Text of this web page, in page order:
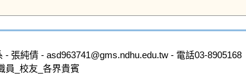
- 張純倩 - asd963741@gms.ndhu.edu.tw - 電話03-8905168
員_校友_各界貴賓